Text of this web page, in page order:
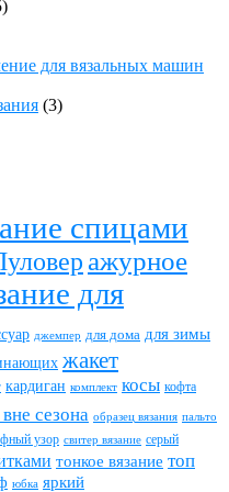
для вязальных машин
(3)
спицами
ажурное
для
джемпер для дома для зимы
жакет
кардиган комплект косы кофта
сезона образец вязания пальто
узор свитер вязание серый
тонкое вязание топ
юбка яркий